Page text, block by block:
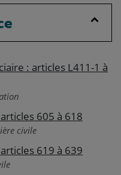
: articles L411-1 à
605 à 618
civile
619 à 639